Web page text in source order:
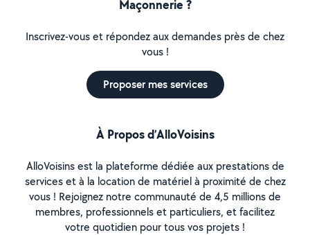
Maçonnerie ?
Inscrivez-vous et répondez aux demandes près de chez
vous !
Proposer mes services
À Propos d’AlloVoisins
AlloVoisins est la plateforme dédiée aux prestations de
services et à la location de matériel à proximité de chez
vous ! Rejoignez notre communauté de 4,5 millions de
membres, professionnels et particuliers, et facilitez
votre quotidien pour tous vos projets !